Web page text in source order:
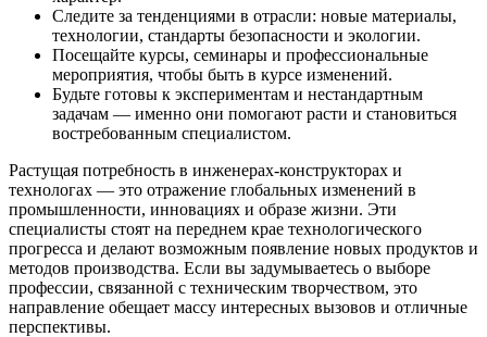
Следите за тенденциями в отрасли: новые материалы,
технологии, стандарты безопасности и экологии.
Посещайте курсы, семинары и профессиональные
мероприятия, чтобы быть в курсе изменений.
Будьте готовы к экспериментам и нестандартным
задачам — именно они помогают расти и становиться
востребованным специалистом.
Растущая потребность в инженерах-конструкторах и
технологах — это отражение глобальных изменений в
промышленности, инновациях и образе жизни. Эти
специалисты стоят на переднем крае технологического
прогресса и делают возможным появление новых продуктов и
методов производства. Если вы задумываетесь о выборе
профессии, связанной с техническим творчеством, это
направление обещает массу интересных вызовов и отличные
перспективы.